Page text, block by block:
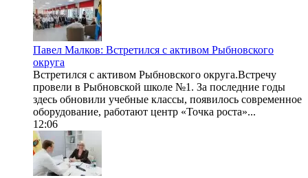
Павел Малков: Встретился с активом Рыбновского
округа
Встретился с активом Рыбновского округа.Встречу
провели в Рыбновской школе №1. За последние годы
здесь обновили учебные классы, появилось современное
оборудование, работают центр «Точка роста»...
12:06